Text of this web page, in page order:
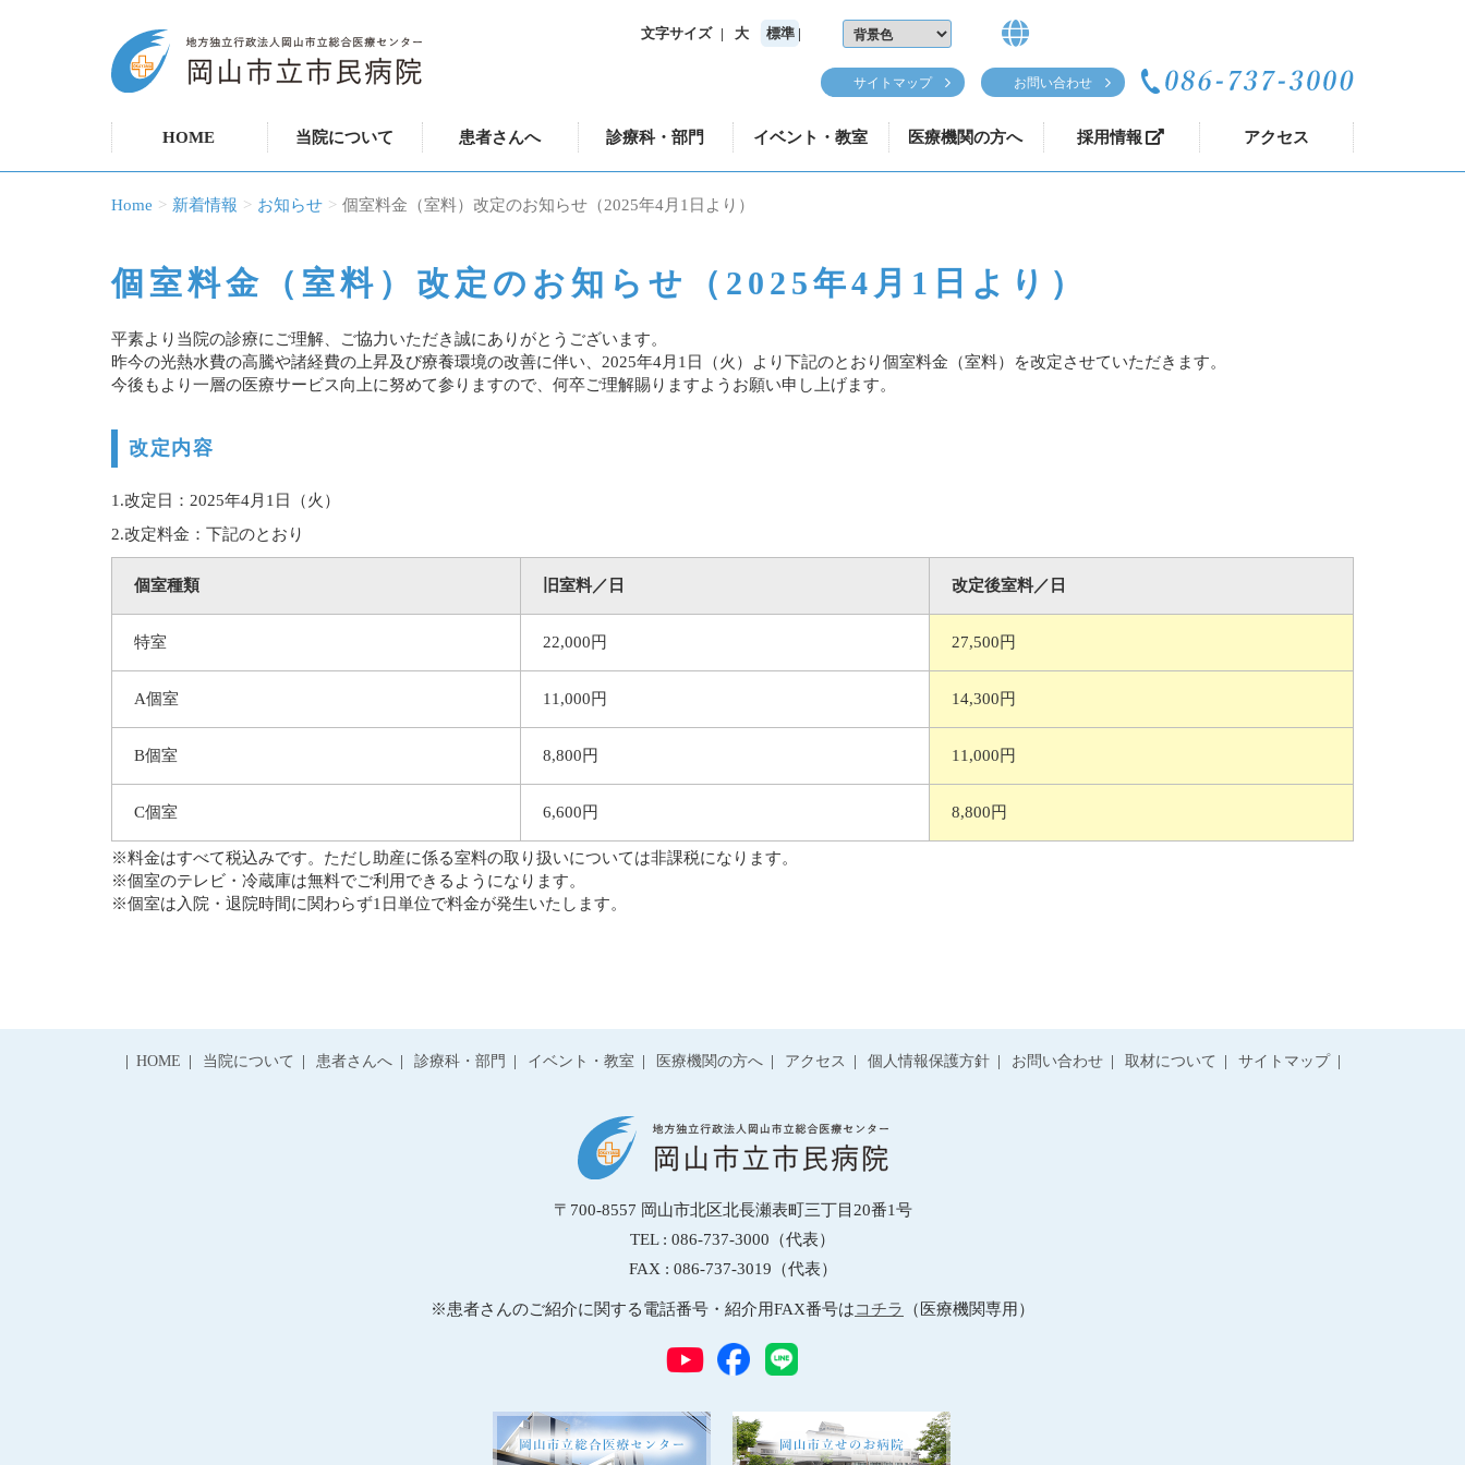
文字サイズ 大 標準
サイトマップ お問い合わせ
HOME 当院について 患者さんへ 診療科・部門 イベント・教室 医療機関の方へ 採用情報 アクセス
Home 新着情報 お知らせ 個室料金（室料）改定のお知らせ（2025年4月1日より）
個室料金（室料）改定のお知らせ（2025年4月1日より）
平素より当院の診療にご理解、ご協力いただき誠にありがとうございます。
昨今の光熱水費の高騰や諸経費の上昇及び療養環境の改善に伴い、2025年4月1日（火）より下記のとおり個室料金（室料）を改定させていただきます。
今後もより一層の医療サービス向上に努めて参りますので、何卒ご理解賜りますようお願い申し上げます。
改定内容
1.改定日：2025年4月1日（火）
2.改定料金：下記のとおり
個室種類 旧室料／日 改定後室料／日
特室 22,000円 27,500円
A個室 11,000円 14,300円
B個室 8,800円 11,000円
C個室 6,600円 8,800円
※料金はすべて税込みです。ただし助産に係る室料の取り扱いについては非課税になります。
※個室のテレビ・冷蔵庫は無料でご利用できるようになります。
※個室は入院・退院時間に関わらず1日単位で料金が発生いたします。
HOME 当院について 患者さんへ 診療科・部門 イベント・教室 医療機関の方へ アクセス 個人情報保護方針 お問い合わせ 取材について サイトマップ
〒700-8557 岡山市北区北長瀬表町三丁目20番1号
TEL : 086-737-3000（代表）
FAX : 086-737-3019（代表）
※患者さんのご紹介に関する電話番号・紹介用FAX番号はコチラ （医療機関専用）